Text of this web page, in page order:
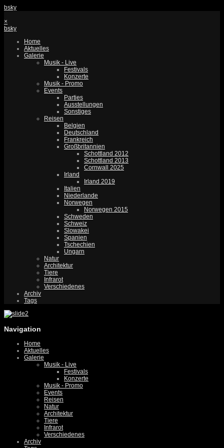
bsky
×
bsky
Home
Aktuelles
Galerie
Musik - Live
Festivals
Konzerte
Musik - Promo
Events
Parties
Ausstellungen
Sonstiges
Reisen
Belgien
Deutschland
Frankreich
Großbritannien
Schottland 2012
Schottland 2013
Cornwall 2025
Irland
Irland 2019
Italien
Niederlande
Norwegen
Norwegen 2015
Schweden
Schweiz
Slowakei
Spanien
Tschechien
Ungarn
Natur
Architektur
Tiere
Infrarot
Verschiedenes
Archiv
Tags
Navigation
Home
Aktuelles
Galerie
Musik - Live
Festivals
Konzerte
Musik - Promo
Events
Reisen
Natur
Architektur
Tiere
Infrarot
Verschiedenes
Archiv